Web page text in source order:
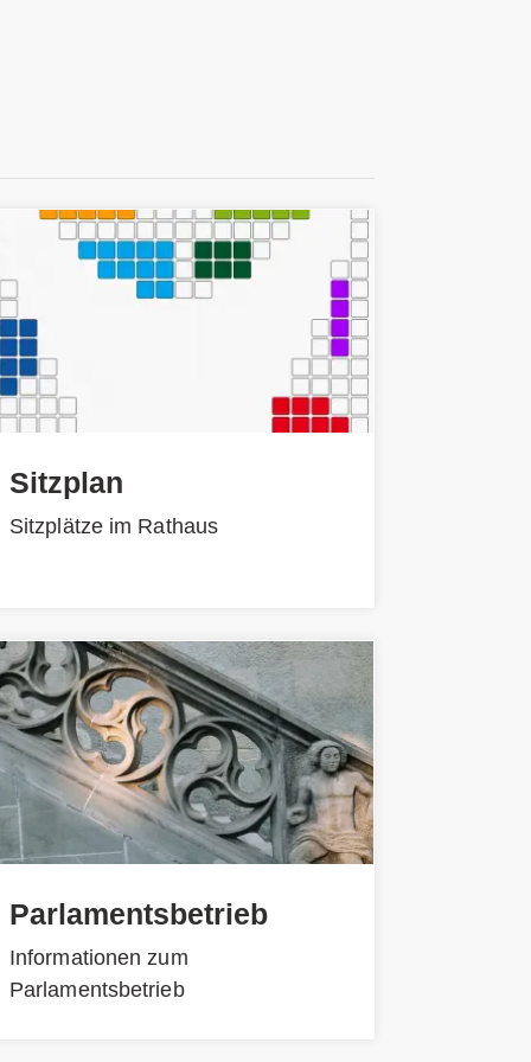
Sitzplan
Sitzplätze im Rathaus
Parlamentsbetrieb
Informationen zum
Parlamentsbetrieb